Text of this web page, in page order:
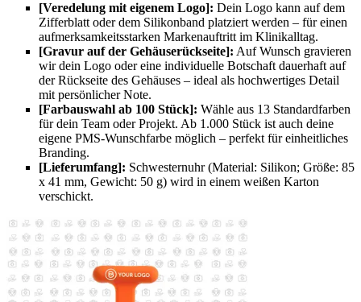
[Veredelung mit eigenem Logo]: Dein Logo kann auf dem
Zifferblatt oder dem Silikonband platziert werden – für einen
aufmerksamkeitsstarken Markenauftritt im Klinikalltag.
[Gravur auf der Gehäuserückseite]: Auf Wunsch gravieren
wir dein Logo oder eine individuelle Botschaft dauerhaft auf
der Rückseite des Gehäuses – ideal als hochwertiges Detail
mit persönlicher Note.
[Farbauswahl ab 100 Stück]: Wähle aus 13 Standardfarben
für dein Team oder Projekt. Ab 1.000 Stück ist auch deine
eigene PMS-Wunschfarbe möglich – perfekt für einheitliches
Branding.
[Lieferumfang]: Schwesternuhr (Material: Silikon; Größe: 85
x 41 mm, Gewicht: 50 g) wird in einem weißen Karton
verschickt.